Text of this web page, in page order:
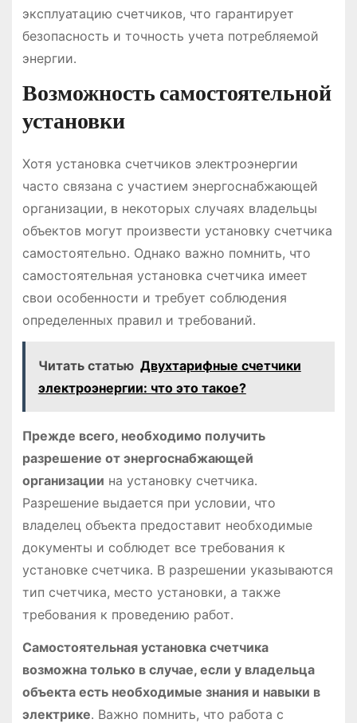
эксплуатацию счетчиков, что гарантирует
безопасность и точность учета потребляемой
энергии․
Возможность самостоятельной
установки
Хотя установка счетчиков электроэнергии
часто связана с участием энергоснабжающей
организации, в некоторых случаях владельцы
объектов могут произвести установку счетчика
самостоятельно․ Однако важно помнить, что
самостоятельная установка счетчика имеет
свои особенности и требует соблюдения
определенных правил и требований․
Читать статью Двухтарифные счетчики
электроэнергии: что это такое?
Прежде всего, необходимо получить
разрешение от энергоснабжающей
организации на установку счетчика․
Разрешение выдается при условии, что
владелец объекта предоставит необходимые
документы и соблюдет все требования к
установке счетчика․ В разрешении указываются
тип счетчика, место установки, а также
требования к проведению работ․
Самостоятельная установка счетчика
возможна только в случае, если у владельца
объекта есть необходимые знания и навыки в
электрике․ Важно помнить, что работа с